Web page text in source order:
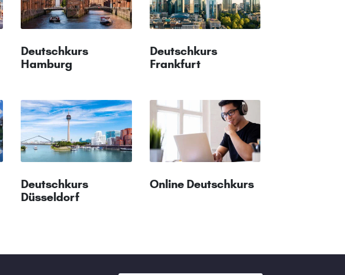
Deutschkurs
Hamburg
Deutschkurs
Frankfurt
Deutschkurs
Düsseldorf
Online Deutschkurs